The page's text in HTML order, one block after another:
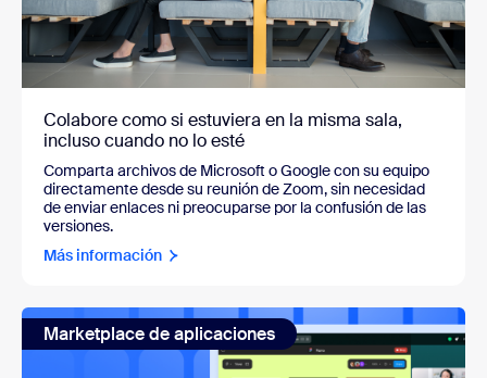
Colabore como si estuviera en la misma sala,
incluso cuando no lo esté
Comparta archivos de Microsoft o Google con su equipo
directamente desde su reunión de Zoom, sin necesidad
de enviar enlaces ni preocuparse por la confusión de las
versiones.
Más información
Marketplace de aplicaciones